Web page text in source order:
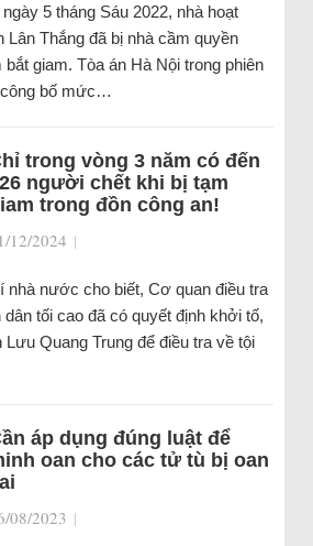
5 tháng Sáu 2022, nhà hoạt
Lân Thắng đã bị nhà cầm quyền
giam. Tòa án Hà Nội trong phiên
bố mức…
trong vòng 3 năm có đến
người chết khi bị tạm
trong đồn công an!
12/2024 |
nhà nước cho biết, Cơ quan điều tra
tối cao đã có quyết định khởi tố,
Lưu Quang Trung để điều tra về tội
áp dụng đúng luật để
oan cho các tử tù bị oan
08/2023 |